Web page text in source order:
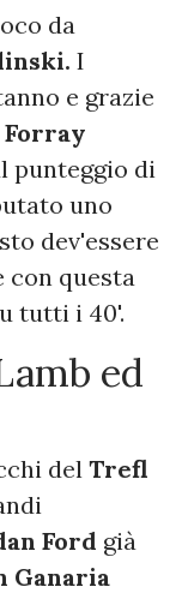
da
I
e grazie
Forray
punteggio di
uno
dev'essere
con questa
tutti i 40'.
ed
del Trefl
Ford già
Ganaria